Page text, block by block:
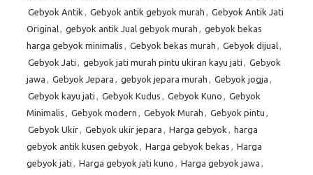
Gebyok Antik , Gebyok antik gebyok murah , Gebyok Antik Jati
Original, gebyok antik Jual gebyok murah , gebyok bekas
harga gebyok minimalis , Gebyok bekas murah , Gebyok dijual,
Gebyok Jati , gebyok jati murah pintu ukiran kayu jati , Gebyok
jawa , Gebyok Jepara , gebyok jepara murah , Gebyok jogja ,
Gebyok kayu jati , Gebyok Kudus , Gebyok Kuno , Gebyok
Minimalis , Gebyok modern , Gebyok Murah , Gebyok pintu ,
Gebyok Ukir, Gebyok ukir jepara , Harga gebyok , harga
gebyok antik kusen gebyok , Harga gebyok bekas , Harga
gebyok jati , Harga gebyok jati kuno , Harga gebyok jawa ,